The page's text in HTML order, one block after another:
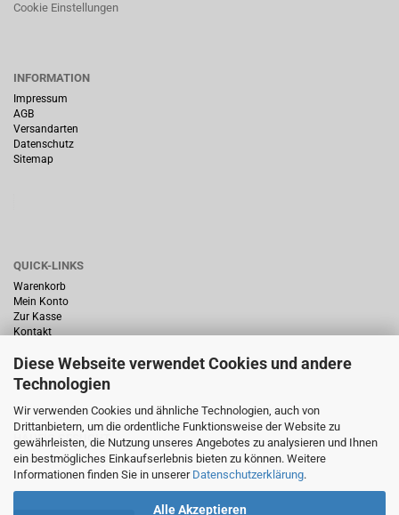
Diese Webseite verwendet Cookies und andere
Technologien
Wir verwenden Cookies und ähnliche Technologien, auch von
Drittanbietern, um die ordentliche Funktionsweise der Website zu
gewährleisten, die Nutzung unseres Angebotes zu analysieren und Ihnen
ein bestmögliches Einkaufserlebnis bieten zu können. Weitere
Informationen finden Sie in unserer Datenschutzerklärung.
Alle Akzeptieren
Cookie Einstellungen
INFORMATION
Impressum
AGB
Versandarten
Datenschutz
Sitemap
QUICK-LINKS
Warenkorb
Mein Konto
Zur Kasse
Kontakt
HÄUFIG GESUCHT
Startseite